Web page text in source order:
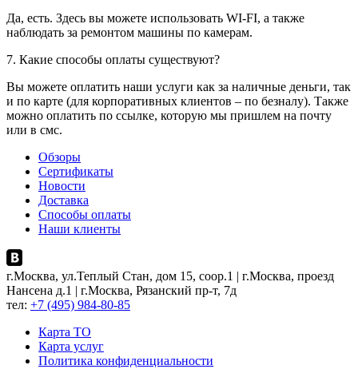
Да, есть. Здесь вы можете использовать WI-FI, а также
наблюдать за ремонтом машины по камерам.
7. Какие способы оплаты существуют?
Вы можете оплатить наши услуги как за наличные деньги, так
и по карте (для корпоративных клиентов – по безналу). Также
можно оплатить по ссылке, которую мы пришлем на почту
или в смс.
Обзоры
Сертификаты
Новости
Доставка
Способы оплаты
Наши клиенты
г.Москва, ул.Теплый Стан, дом 15, соор.1 | г.Москва, проезд
Нансена д.1 | г.Москва, Рязанский пр-т, 7д
тел: +7 (495) 984-80-85
Карта ТO
Карта услуг
Политика конфиденциальности